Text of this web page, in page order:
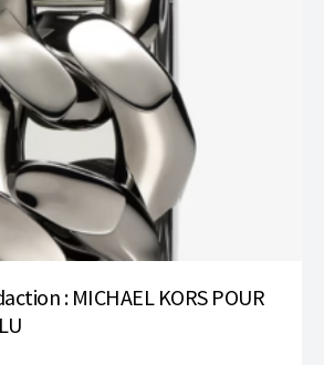
: MICHAEL KORS POUR